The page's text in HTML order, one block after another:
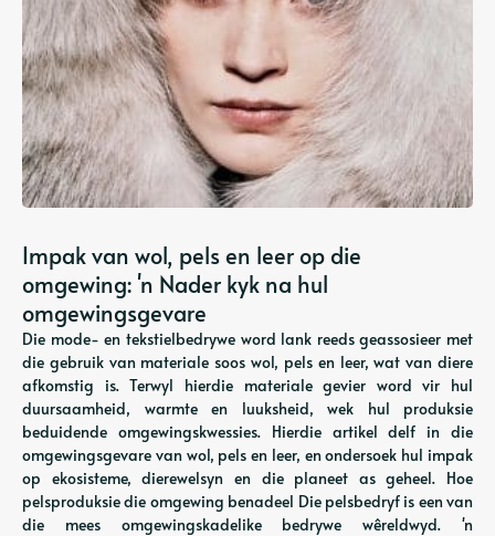
Impak van wol, pels en leer op die
omgewing: 'n Nader kyk na hul
omgewingsgevare
Die mode- en tekstielbedrywe word lank reeds geassosieer met
die gebruik van materiale soos wol, pels en leer, wat van diere
afkomstig is. Terwyl hierdie materiale gevier word vir hul
duursaamheid, warmte en luuksheid, wek hul produksie
beduidende omgewingskwessies. Hierdie artikel delf in die
omgewingsgevare van wol, pels en leer, en ondersoek hul impak
op ekosisteme, dierewelsyn en die planeet as geheel. Hoe
pelsproduksie die omgewing benadeel Die pelsbedryf is een van
die mees omgewingskadelike bedrywe wêreldwyd. 'n